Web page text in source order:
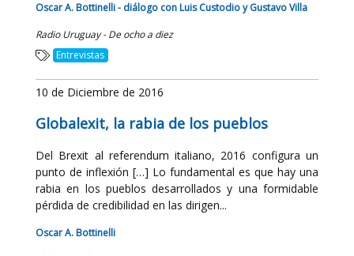
Oscar A. Bottinelli - diálogo con Luis Custodio y Gustavo Villa
Radio Uruguay - De ocho a diez
Entrevistas
10 de Diciembre de 2016
Globalexit, la rabia de los pueblos
Del Brexit al referendum italiano, 2016 configura un
punto de inflexión […] Lo fundamental es que hay una
rabia en los pueblos desarrollados y una formidable
pérdida de credibilidad en las dirigen...
Oscar A. Bottinelli